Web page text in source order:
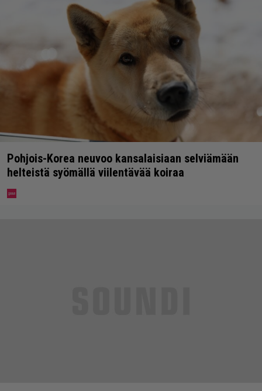
Pohjois-Korea neuvoo kansalaisiaan selviämään
helteistä syömällä viilentävää koiraa